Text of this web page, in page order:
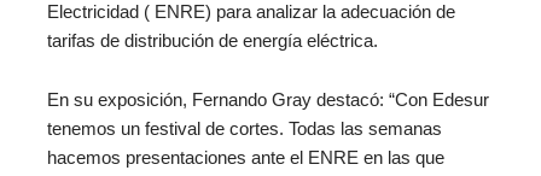
Electricidad ( ENRE) para analizar la adecuación de
tarifas de distribución de energía eléctrica.
En su exposición, Fernando Gray destacó: “Con Edesur
tenemos un festival de cortes. Todas las semanas
hacemos presentaciones ante el ENRE en las que